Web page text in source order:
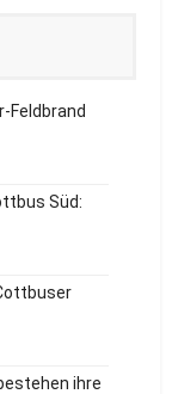
Feldbrand
Süd:
ihre